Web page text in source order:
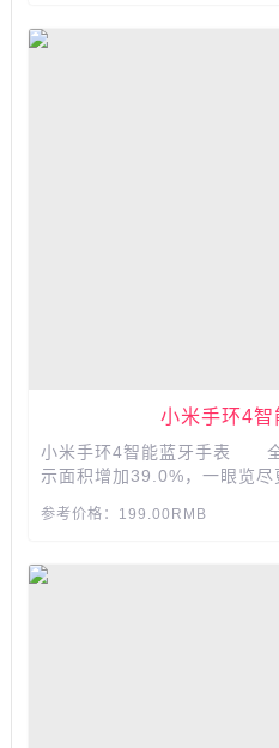
名称：智能手表(含音频...
小米手环4智
小米手环4智能蓝牙手表 全
示面积增加39.0%，一眼览
的提升健走的效率。 产
测计...
参考价格：199.00RMB